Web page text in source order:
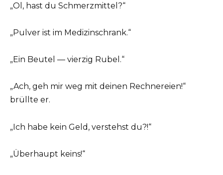
„Ol, hast du Schmerzmittel?“
„Pulver ist im Medizinschrank.“
„Ein Beutel — vierzig Rubel.“
„Ach, geh mir weg mit deinen Rechnereien!“
brüllte er.
„Ich habe kein Geld, verstehst du?!“
„Überhaupt keins!“